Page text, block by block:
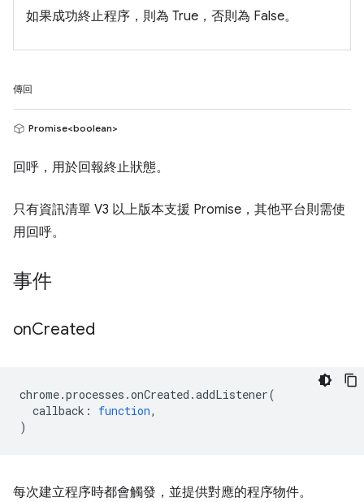
如果成功終止程序，則為 True，否則為 False。
傳回
Promise<boolean>
回呼，用於回報終止狀態。
只有資訊清單 V3 以上版本支援 Promise，其他平台則需使
用回呼。
事件
onCreated
chrome.processes .onCreated .addListener(
callback : function,
)
每次建立程序時都會觸發，並提供對應的程序物件。